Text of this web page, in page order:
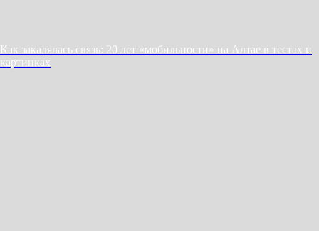
Как закалялась связь: 20 лет «мобильности» на Алтае в тестах и
картинках